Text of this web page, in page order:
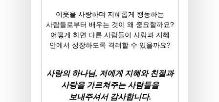
이웃을 사랑하며 지혜롭게 행동하는
사람들로부터 배우는 것이 왜 중요할까요?
어떻게 하면 다른 사람들이 사랑과 지혜
안에서 성장하도록 격려할 수 있을까요?
사랑의 하나님, 저에게 지혜와 친절과
사랑을 가르쳐주는 사람들을
보내주셔서 감사합니다.